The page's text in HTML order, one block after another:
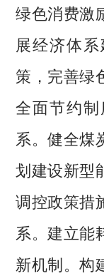
绿色消费激
展经济体
策，完善绿
全面节约
系。健全煤
划建设新型
调控政策措
系。建立能
新机制。构